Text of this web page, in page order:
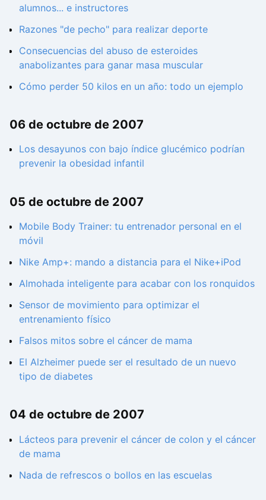
alumnos... e instructores
Razones "de pecho" para realizar deporte
Consecuencias del abuso de esteroides
anabolizantes para ganar masa muscular
Cómo perder 50 kilos en un año: todo un ejemplo
06 de octubre de 2007
Los desayunos con bajo índice glucémico podrían
prevenir la obesidad infantil
05 de octubre de 2007
Mobile Body Trainer: tu entrenador personal en el
móvil
Nike Amp+: mando a distancia para el Nike+iPod
Almohada inteligente para acabar con los ronquidos
Sensor de movimiento para optimizar el
entrenamiento físico
Falsos mitos sobre el cáncer de mama
El Alzheimer puede ser el resultado de un nuevo
tipo de diabetes
04 de octubre de 2007
Lácteos para prevenir el cáncer de colon y el cáncer
de mama
Nada de refrescos o bollos en las escuelas